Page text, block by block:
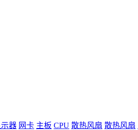
器 网卡 主板 CPU 散热风扇 散热风扇